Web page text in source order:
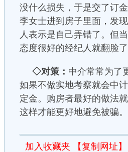
没什么损失，于是交了订
李女士进到房子里面，发
人表示是自己弄错了。但
态度很好的经纪人就翻脸
◇对策： 中介常常为了
如果不做实地考察就会中
定金。购房者最好的做法
这样才能更好地避免被骗。
加入收藏夹 【复制网址】